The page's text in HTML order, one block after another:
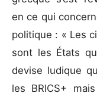
en ce qui
politique : « Les
sont les États
devise ludique
les BRICS+